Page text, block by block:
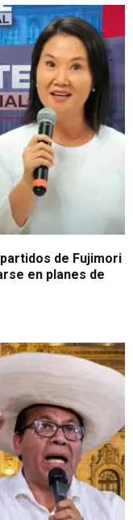
de Fujimori
en planes de